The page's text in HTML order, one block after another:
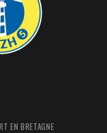
EN BRETAGNE